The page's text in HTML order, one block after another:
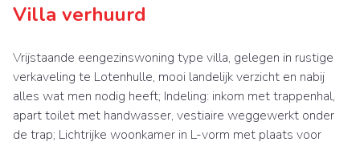
Villa verhuurd
Vrijstaande eengezinswoning type villa, gelegen in rustige
verkaveling te Lotenhulle, mooi landelijk verzicht en nabij
alles wat men nodig heeft; Indeling: inkom met trappenhal,
apart toilet met handwasser, vestiaire weggewerkt onder
de trap; Lichtrijke woonkamer in L-vorm met plaats voor